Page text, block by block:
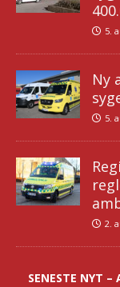
5.
Ny
5.
2.
SENESTE NYT